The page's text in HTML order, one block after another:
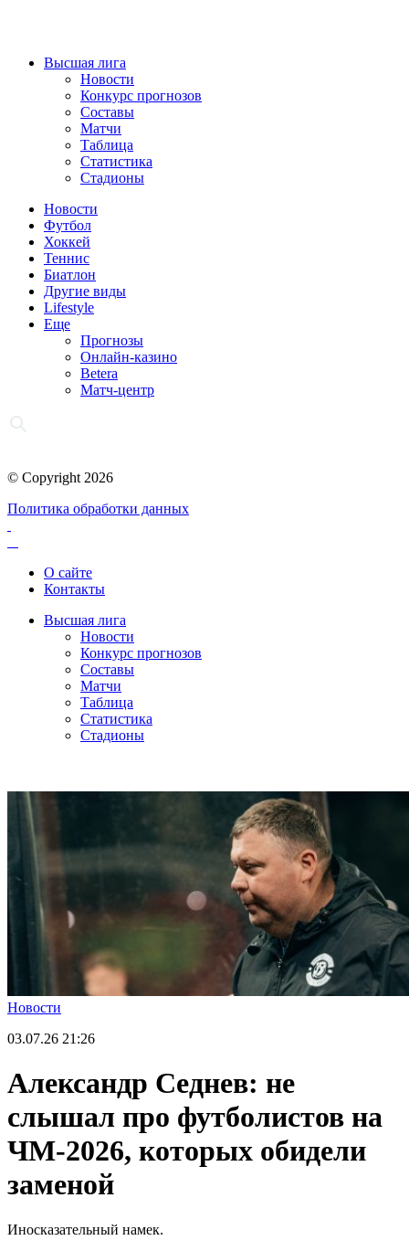
Высшая лига
Новости
Конкурс прогнозов
Составы
Матчи
Таблица
Статистика
Стадионы
Новости
Футбол
Хоккей
Теннис
Биатлон
Другие виды
Lifestyle
Еще
Прогнозы
Онлайн-казино
Betera
Матч-центр
© Copyright 2026
Политика обработки данных
О сайте
Контакты
Высшая лига
Новости
Конкурс прогнозов
Составы
Матчи
Таблица
Статистика
Стадионы
Новости
03.07.26 21:26
Александр Седнев: не
слышал про футболистов на
ЧМ-2026, которых обидели
заменой
Иносказательный намек.